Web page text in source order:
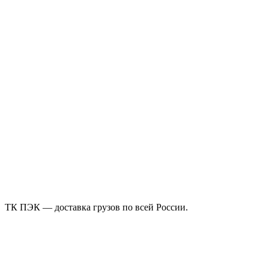
ТК ПЭК — доставка грузов по всей России.